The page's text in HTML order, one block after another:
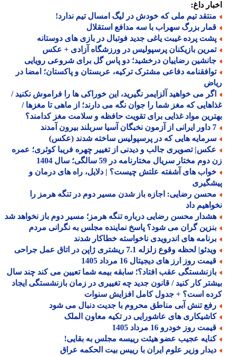
داغ:
تیم ملی که خودش در لیگ امسال تیم ندارد!
بزرگ سهراب با سه مدافع استقلال
پرده غیبت یاغی جدید فوتبال در بازی های دوستانه
بازیکنان پرسپولیس در ورزشگاه آزادی + عکس
رضاییان درخشید؛ دو پاس گل برای شروعی رویایی
دفاعی مشترک ترکیه، عربستان و پاکستان؛ امضا در
می خواهید آلزایمر نگیرید، این خوراکی ها را فراموش نکنید /
که مغز شما را جوان نگه می دارند؛ از ماهی تا مغزها /
مواد غذایی برای تقویت حافظه و سلامت مغز کدامند؟
هایی که در پرسپولیس ساخته شدند (عکس)
تصویری جالب و دیدنی از تغییر چهره فریبا کوثری؛ عمره
مختار سریال مختارنامه در 59 سالگی؛ سال 1404
های آشفته علتش چیست؟ | دلایل، راه های درمان و
رضایی: اجازه باز شدن مسیر دوم در تنگه هرمز را
داد
محسن رضایی درباره تنگه هرمز؛ مسیر دوم باز نخواهد شد
گران می شود؟ پاسخ نماینده مجلس به نگرانی مردم
های اندرویدی ناخواسته خطاکار شدند
لحظه وقوع زلزله 7.1 ریشتری ژاپن در اتاق عمل جراحی
روز ارز های دیجیتال 16 مرداد 1405
عقب افتاد؟؛ سابقه بیمه شما تعیین می کند چند سال
کار کنید / قانون جدید چه تغییری در زمان بازنشستگی ایجاد
است؟ + جدول کامل افزایش سنوات
تنش آبی مناطق محروم با جدیت دنبال می شود
های عاشورایی در تکیه معاون الملک
روز خودرو 16 مرداد 1405
عجیب عضو هیئت رییسه مجلس به بقایی!
وزیر علوم ایران با رییس بیت الحکمه عراق